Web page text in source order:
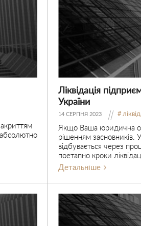
абсолютно
Ліквідація
України
14 СЕРПНЯ 2023
Якщо Ваша юридична
рішенням засновників. У
відбувається через
поетапно кроки
Детальніше